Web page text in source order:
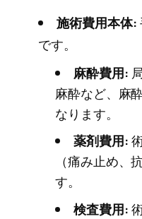
施術費用本体:
です。
麻酔費用:
麻酔など、麻
なります。
薬剤費用:
（痛み止め、
す。
検査費用: